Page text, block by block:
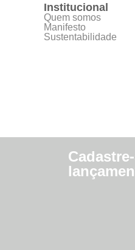
Institucional
Quem somos
Manifesto
Sustentabilidade